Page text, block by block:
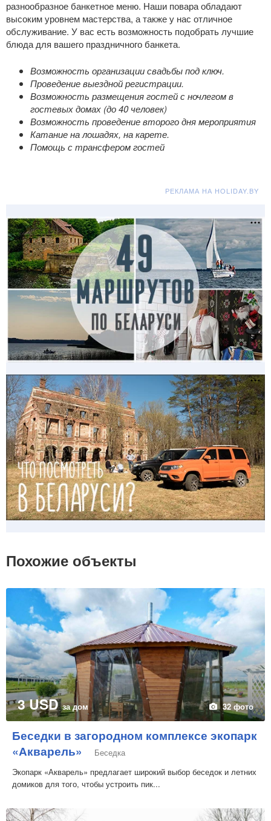
разнообразное банкетное меню. Наши повара обладают
высоким уровнем мастерства, а также у нас отличное
обслуживание. У вас есть возможность подобрать лучшие
блюда для вашего праздничного банкета.
Возможность организации свадьбы под ключ.
Проведение выездной регистрации.
Возможность размещения гостей с ночлегом в
гостевых домах (до 40 человек)
Возможность проведение второго дня мероприятия
Катание на лошадях, на карете.
Помощь с трансфером гостей
РЕКЛАМА НА HOLIDAY.BY
Похожие объекты
3 USDза дом 32 фото
Беседки в загородном комплексе экопарк
«Акварель»
Беседка
Экопарк «Акварель» предлагает широкий выбор беседок и летних
домиков для того, чтобы устроить пик...